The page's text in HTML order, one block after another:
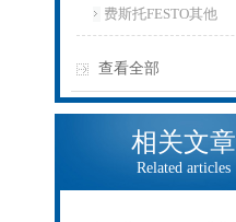
费斯托FESTO其他
查看全部
相关文章
Related articles